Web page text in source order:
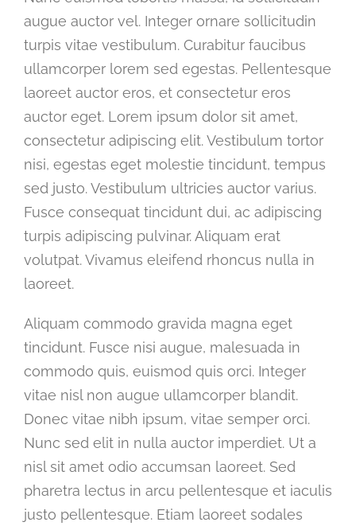
augue auctor vel. Integer ornare sollicitudin
turpis vitae vestibulum. Curabitur faucibus
ullamcorper lorem sed egestas. Pellentesque
laoreet auctor eros, et consectetur eros
auctor eget. Lorem ipsum dolor sit amet,
consectetur adipiscing elit. Vestibulum tortor
nisi, egestas eget molestie tincidunt, tempus
sed justo. Vestibulum ultricies auctor varius.
Fusce consequat tincidunt dui, ac adipiscing
turpis adipiscing pulvinar. Aliquam erat
volutpat. Vivamus eleifend rhoncus nulla in
laoreet.
Aliquam commodo gravida magna eget
tincidunt. Fusce nisi augue, malesuada in
commodo quis, euismod quis orci. Integer
vitae nisl non augue ullamcorper blandit.
Donec vitae nibh ipsum, vitae semper orci.
Nunc sed elit in nulla auctor imperdiet. Ut a
nisl sit amet odio accumsan laoreet. Sed
pharetra lectus in arcu pellentesque et iaculis
justo pellentesque. Etiam laoreet sodales